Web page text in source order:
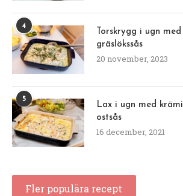
4
Torskrygg i ugn
gräslökssås
20 november, 2023
5
Lax i ugn med
ostsås
16 december, 2021
Fler populära recept